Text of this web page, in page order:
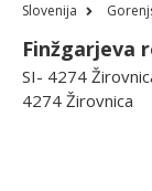
Slovenija
Finžgarjeva
SI- 4274
4274 Žirovnica